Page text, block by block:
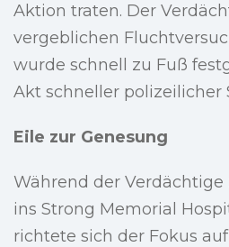
Aktion traten. Der
vergeblichen
wurde schnell zu Fuß
Akt schneller polizeilicher
Eile zur Genesung
Während der
ins Strong Memorial
richtete sich der Fokus